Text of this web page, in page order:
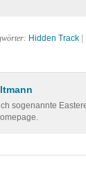
Hidden Track
sogenannte